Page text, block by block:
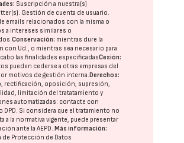
Suscripción a nuestra(s)
Gestión de cuenta de usuario.
emails relacionados con la misma o
a intereses similares o
Conservación: mientras dure la
con Ud., o mientras sea necesario para
cabo las finalidades especificadasCesión:
pueden cederse a otras empresas del
motivos de gestión interna.Derechos:
rectificación, oposición, supresión,
limitación del tratatamiento y
automatizadas: contacte con
DPD . Si considera que el tratamiento no
a la normativa vigente, puede presentar
ante laAEPD .Más información:
de Protección de Datos